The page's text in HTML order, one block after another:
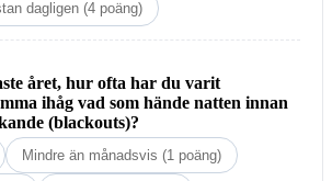
dagligen (4 poäng)
året, hur ofta har du varit
ihåg vad som hände natten innan
(blackouts)?
Mindre än månadsvis (1 poäng)